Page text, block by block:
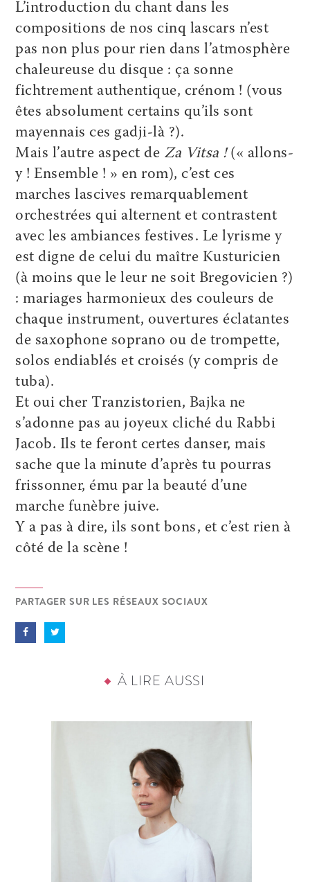
L’introduction du chant dans les
compositions de nos cinq lascars n’est
pas non plus pour rien dans l’atmosphère
chaleureuse du disque : ça sonne
fichtrement authentique, crénom ! (vous
êtes absolument certains qu’ils sont
mayennais ces gadji-là ?).
Mais l’autre aspect de Za Vitsa !(« allons-
y ! Ensemble ! » en rom), c’est ces
marches lascives remarquablement
orchestrées qui alternent et contrastent
avec les ambiances festives. Le lyrisme y
est digne de celui du maître Kusturicien
(à moins que le leur ne soit Bregovicien ?)
: mariages harmonieux des couleurs de
chaque instrument, ouvertures éclatantes
de saxophone soprano ou de trompette,
solos endiablés et croisés (y compris de
tuba).
Et oui cher Tranzistorien, Bajka ne
s’adonne pas au joyeux cliché du Rabbi
Jacob. Ils te feront certes danser, mais
sache que la minute d’après tu pourras
frissonner, ému par la beauté d’une
marche funèbre juive.
Y a pas à dire, ils sont bons, et c’est rien à
côté de la scène !
PARTAGER SUR LES RÉSEAUX SOCIAUX
À LIRE AUSSI